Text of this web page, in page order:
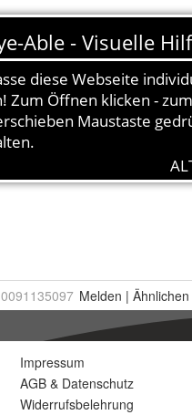
0091135097 Melden | Ähnlichen
Impressum
AGB & Datenschutz
Widerrufsbelehrung